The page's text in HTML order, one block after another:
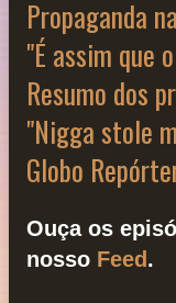
Propaganda
"É assim que
Resumo dos
"Nigga stole
Globo
Ouça os
nosso Feed.